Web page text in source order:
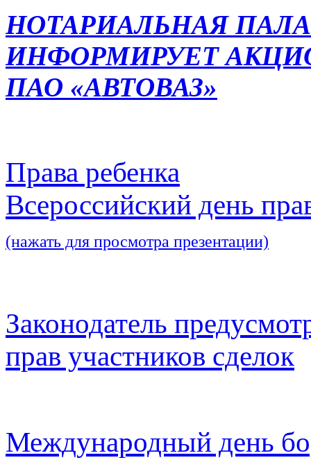
НОТАРИАЛЬНАЯ
ИНФОРМИРУЕТ
ПАО «АВТОВАЗ»
Права ребенка
Всероссийский день
(нажать для просмотра презентации)
Законодатель
прав участников сделок
Международный день